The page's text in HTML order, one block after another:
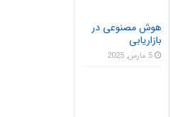
هوش مصنوعی در
بازاریابی
5 مارس, 2025